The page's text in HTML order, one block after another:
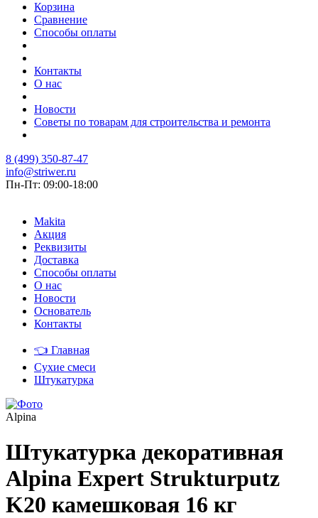
Корзина
Сравнение
Способы оплаты
Контакты
О нас
Новости
Советы по товарам для строительства и ремонта
8 (499) 350-87-47
info@striwer.ru
Пн-Пт: 09:00-18:00
Makita
Акция
Реквизиты
Доставка
Способы оплаты
О нас
Новости
Основатель
Контакты
👈 Главная
Сухие смеси
Штукатурка
Alpina
Штукатурка декоративная
Alpina Expert Strukturputz
K20 камешковая 16 кг